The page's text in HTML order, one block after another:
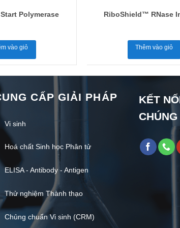
Polymerase
vào giỏ
RiboShield™ RNase
Thêm vào giỏ
CẤP GIẢI PHÁP
Vi sinh
Hoá chất Sinh học Phân tử
ELISA - Antibody - Antigen
Thử nghiệm Thành thạo
Chủng chuẩn Vi sinh (CRM)
KẾT
CHÚNG